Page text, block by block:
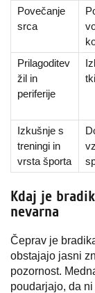
Povečanje
srca
Prilagoditev
žil in
periferije
Izkušnje s
treningi in
vrsta športa
Kdaj je
nevarna
Čeprav je
obstajajo jasni
pozornost.
poudarjajo, da